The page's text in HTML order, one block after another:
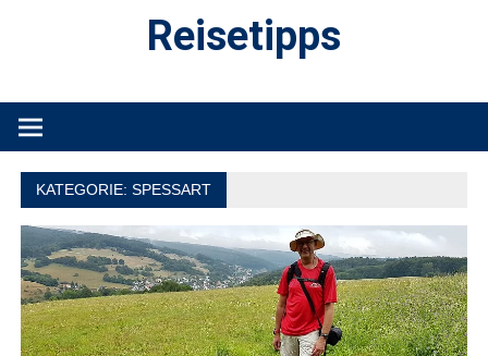
Reisetipps
Produkttests und Buchrezensionen. Ein Blog für alle, die gern
KATEGORIE:SPESSART